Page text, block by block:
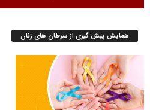
همایش پیش گیری از سرطان های زنان